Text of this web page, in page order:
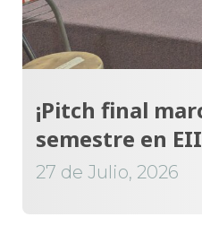
¡Pitch final
semestre en
27 de Julio, 2026